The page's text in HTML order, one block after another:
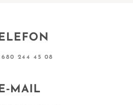
680 244 45 08